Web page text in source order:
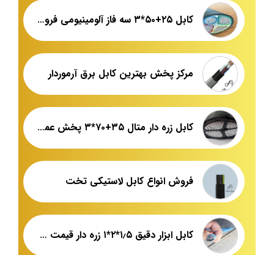
کابل ۲۵+۵۰*۳ سه فاز آلومینیومی فروش عمده
مرکز پخش بهترین کابل برق آرموردار
کابل زره دار متال ۳۵+۷۰*۳ پخش عمده
فروش انواع کابل لاستیکی تخت
کابل ابزار دقیق ۱٫۵*۲*۱ زره دار قیمت عمده